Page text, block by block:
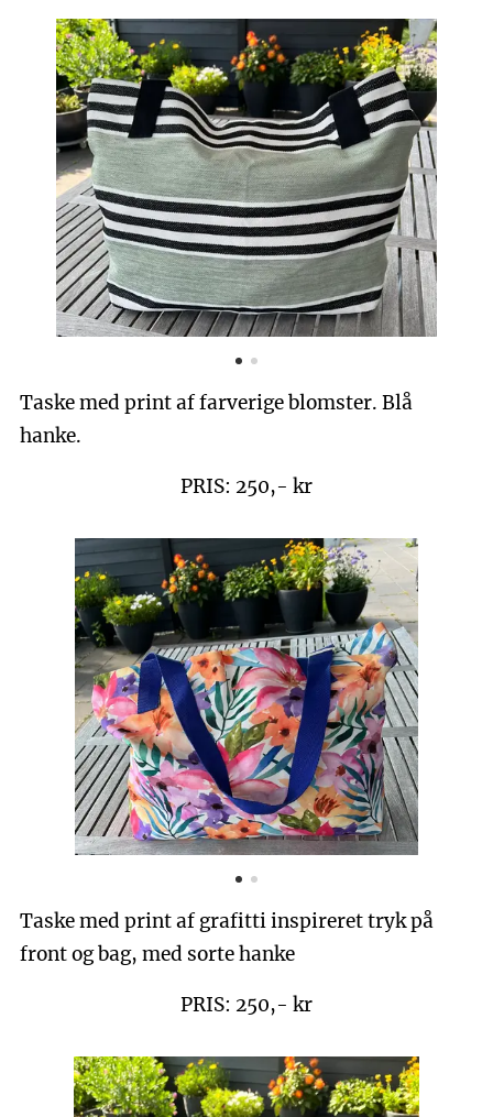
Taske med print af farverige blomster. Blå
hanke.
PRIS: 250,- kr
Taske med print af grafitti inspireret tryk på
front og bag, med sorte hanke
PRIS: 250,- kr